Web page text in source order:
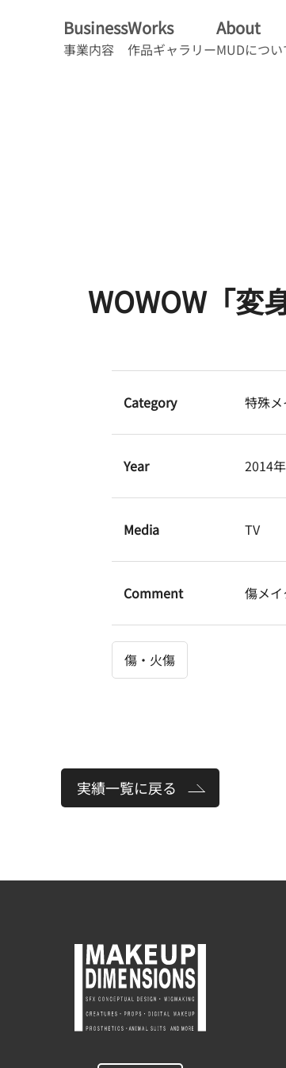
Business
事業内容
Works
作品ギャラリー
About
MUDについ
WOWOW「変身
Category 特殊メ
Year 2014年
Media TV
Comment 傷メイ
傷・火傷
実績一覧に戻る